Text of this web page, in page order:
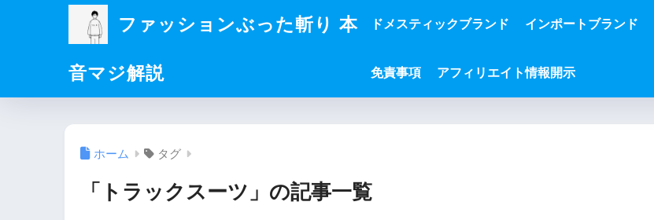
ファッションぶった斬り 本
音マジ解説
ドメスティックブランド インポートブランド
免責事項 アフィリエイト情報開示
ホーム タグ
「トラックスーツ」の記事一覧